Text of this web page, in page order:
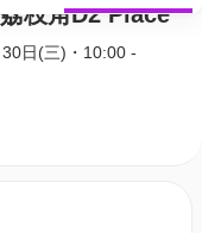
枝角D2 Place
日(三) ・ 10:00 -